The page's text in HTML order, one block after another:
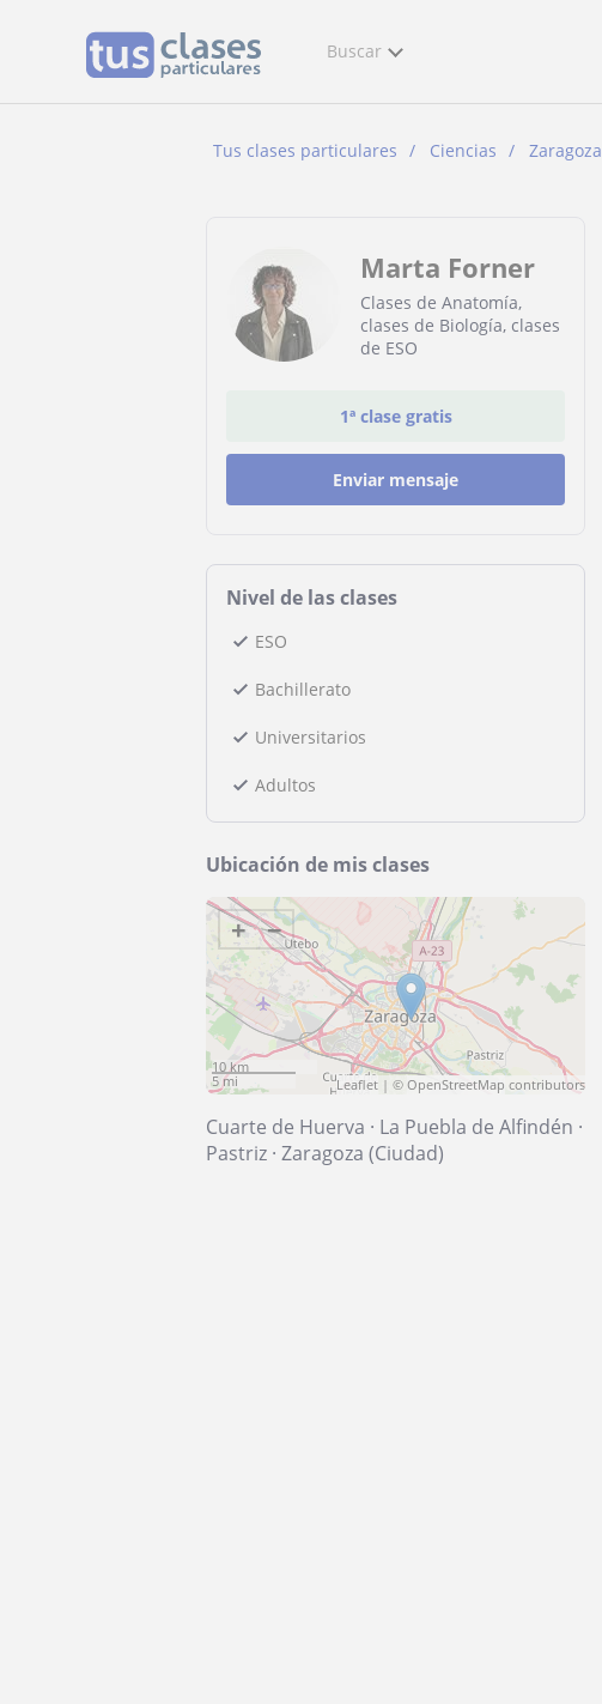
Buscar
Tus clases particulares Ciencias Zaragoza
Marta Forner
Clases de Anatomía,
clases de Biología, clases
de ESO
1ª clase gratis
Enviar mensaje
Nivel de las clases
ESO
Bachillerato
Universitarios
Adultos
Ubicación de mis clases
+ −
10 km
5 mi
Leaflet | ©OpenStreetMap contributors
Cuarte de Huerva · La Puebla de Alfindén ·
Pastriz · Zaragoza (Ciudad)